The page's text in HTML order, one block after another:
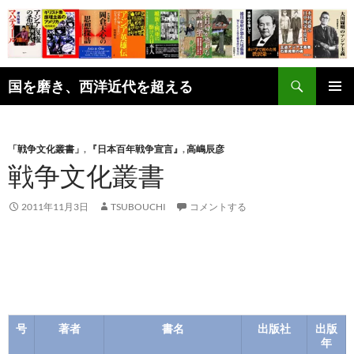
コ
ン
テ
ン
ツ
へ
プ
国を磨き、西洋近代を超える
索
「戦争文化叢書」 , 『日本百年戦争宣言』 ,高嶋辰彦
戦争文化叢書
2011年11月3日 TSUBOUCHI コメントする
号 著者 書名 出版社
出版
年